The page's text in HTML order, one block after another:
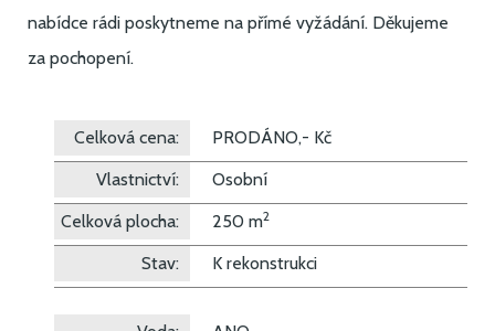
nabídce rádi poskytneme na přímé vyžádání. Děkujeme
za pochopení.
Celková cena:
PRODÁNO,- Kč
Vlastnictví:
Osobní
Celková plocha:
250 m2
Stav: K rekonstrukci